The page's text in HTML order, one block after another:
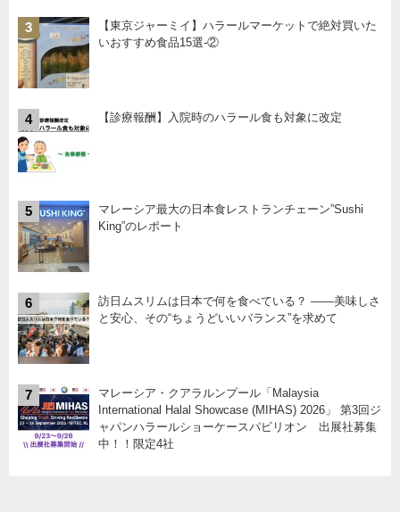
3
【東京ジャーミイ】ハラールマーケットで絶対買いた
いおすすめ食品15選-②
4 【診療報酬】入院時のハラール食も対象に改定
5
マレーシア最大の日本食レストランチェーン”Sushi
King”のレポート
6
訪日ムスリムは日本で何を食べている？ ――美味しさ
と安心、その“ちょうどいいバランス”を求めて
7
マレーシア・クアラルンプール「Malaysia
International Halal Showcase (MIHAS) 2026」 第3回ジ
ャパンハラールショーケースパビリオン 出展社募集
中！！限定4社